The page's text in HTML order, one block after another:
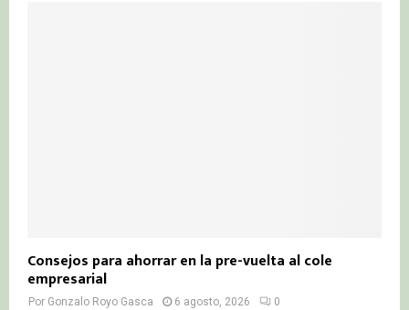
Consejos para ahorrar en la pre-vuelta al cole
empresarial
Por Gonzalo Royo Gasca 6 agosto, 2026 0